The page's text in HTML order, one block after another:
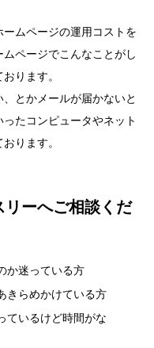
ムページの運用コストを
ページでこんなことがし
ります。
とかメールが届かないと
たコンピュータやネット
ります。
リーへご相談くだ
か迷っている方
きらめかけている方
ているけど時間がな